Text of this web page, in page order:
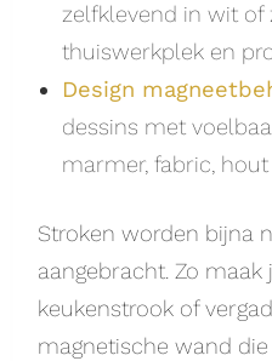
zelfklevend in wit of
thuiswerkplek en
Design
dessins met
marmer, fabric,
Stroken worden bijna
aangebracht. Zo maak
keukenstrook of
magnetische wand